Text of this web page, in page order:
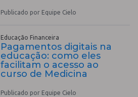
Publicado por Equipe Cielo
Educação Financeira
Pagamentos digitais na
educação: como eles
facilitam o acesso ao
curso de Medicina
Publicado por Equipe Cielo